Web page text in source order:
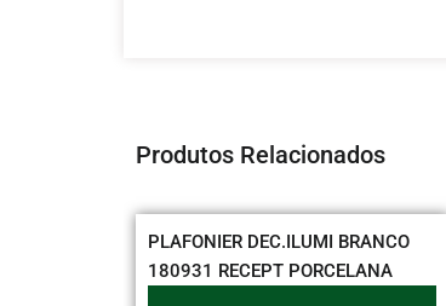
Produtos Relacionados
PLAFONIER DEC.ILUMI BRANCO
180931 RECEPT PORCELANA